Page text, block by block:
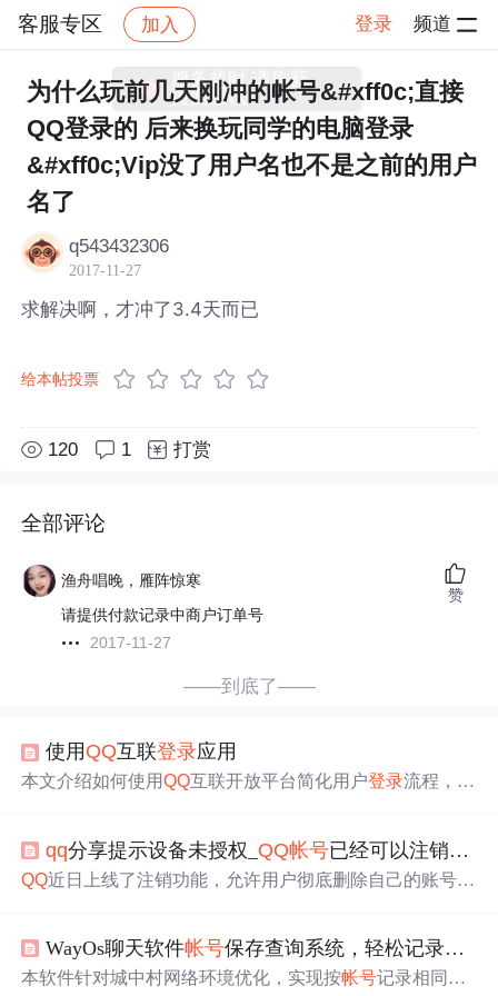
客服专区 加入 登录 频道
社区 客服专区 帖子详情
为什么玩前几天刚冲的帐号&#xff0c;直接
QQ登录的 后来换玩同学的电脑登录
&#xff0c;Vip没了用户名也不是之前的用户
名了
q543432306
2017-11-27
求解决啊，才冲了3.4天而已
给本帖投票
120 1 打赏
全部评论
渔舟唱晚，雁阵惊寒
请提供付款记录中商户订单号
2017-11-27
赞
——到底了——
使用 QQ互联登录应用
本文介绍如何使用QQ互联开放平台简化用户登录流程，通
qq分享提示设备未授权_ QQ帐号已经可以注销了，过去
QQ近日上线了注销功能，允许用户彻底删除自己的账号，
不舍得注销，因为QQ承载了他们的青春记忆和大量资料。
注销不仅意味着清空虚拟财产，还可能丢失珍贵的社交记
WayOs聊天软件帐号保存查询系统，轻松记录用户登陆
本软件针对城中村网络环境优化，实现按帐号记录相同 QQ
服务超时,请刷新
页面重试